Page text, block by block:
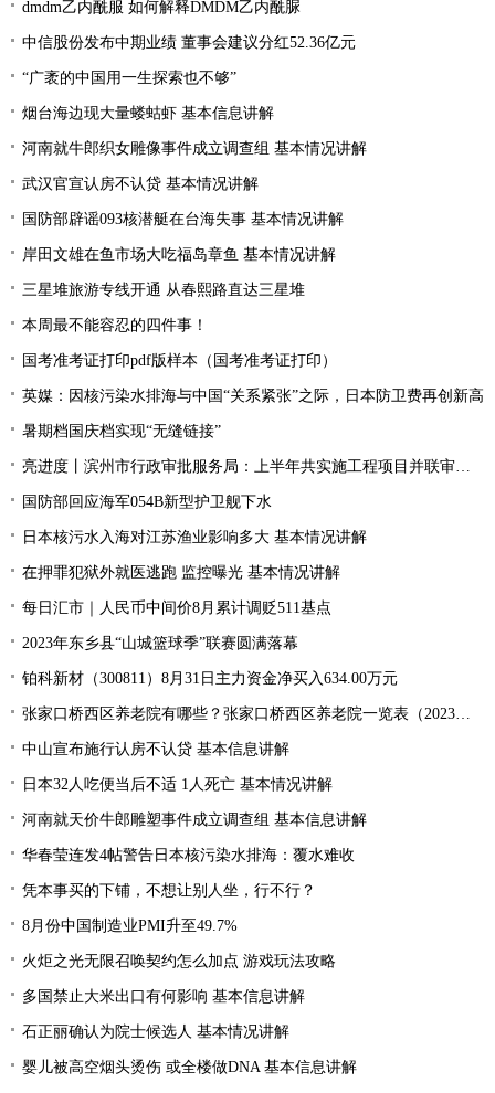
dmdm乙内酰服 如何解释DMDM乙内酰脲
中信股份发布中期业绩 董事会建议分红52.36亿元
“广袤的中国用一生探索也不够”
烟台海边现大量蝼蛄虾 基本信息讲解
河南就牛郎织女雕像事件成立调查组 基本情况讲解
武汉官宣认房不认贷 基本情况讲解
国防部辟谣093核潜艇在台海失事 基本情况讲解
岸田文雄在鱼市场大吃福岛章鱼 基本情况讲解
三星堆旅游专线开通 从春熙路直达三星堆
本周最不能容忍的四件事！
国考准考证打印pdf版样本（国考准考证打印）
英媒：因核污染水排海与中国“关系紧张”之际，日本防卫费再创新高
暑期档国庆档实现“无缝链接”
亮进度丨滨州市行政审批服务局：上半年共实施工程项目并联审批9894件 并联审批率居全省第一位、办件量全省第二
国防部回应海军054B新型护卫舰下水
日本核污水入海对江苏渔业影响多大 基本情况讲解
在押罪犯狱外就医逃跑 监控曝光 基本情况讲解
每日汇市｜人民币中间价8月累计调贬511基点
2023年东乡县“山城篮球季”联赛圆满落幕
铂科新材（300811）8月31日主力资金净买入634.00万元
张家口桥西区养老院有哪些？张家口桥西区养老院一览表（2023年）
中山宣布施行认房不认贷 基本信息讲解
日本32人吃便当后不适 1人死亡 基本情况讲解
河南就天价牛郎雕塑事件成立调查组 基本信息讲解
华春莹连发4帖警告日本核污染水排海：覆水难收
凭本事买的下铺，不想让别人坐，行不行？
8月份中国制造业PMI升至49.7%
火炬之光无限召唤契约怎么加点 游戏玩法攻略
多国禁止大米出口有何影响 基本信息讲解
石正丽确认为院士候选人 基本情况讲解
婴儿被高空烟头烫伤 或全楼做DNA 基本信息讲解